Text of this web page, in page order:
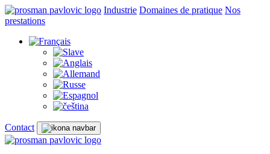
Industrie Domaines de pratique Nos
prestations
Contact